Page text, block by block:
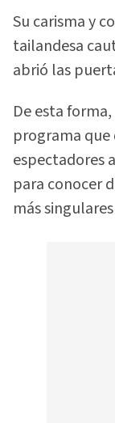
Su carisma y
tailandesa
abrió las
De esta
programa
espectadores
para conocer
más